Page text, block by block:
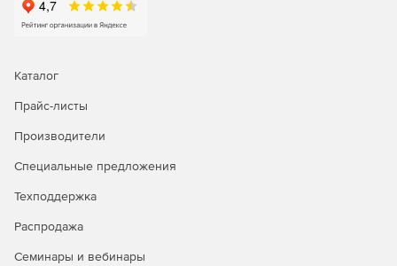
Набор инструментов разработки
Возможность настройки доступного пользователям
Централизованное администрирование рабочих
Каталог
Прайс-листы
Производители
Специальные предложения
Техподдержка
Распродажа
Семинары и вебинары